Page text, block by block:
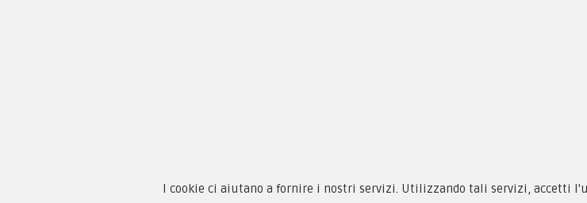
I cookie ci aiutano a fornire i nostri servizi. Utilizzando tali servizi, accetti